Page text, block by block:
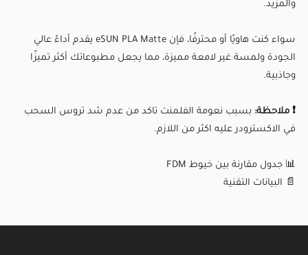
والمزيد.
سواء كنت هاويًا أو محترفًا، فإن eSUN PLA Matte يقدم أداءً عالي
الجودة ولمسة غير لامعة مميزة، مما يجعل مطبوعاتك أكثر تميزًا
وجاذبية.
❗ ملاحظة: بسبب نعومة الفلمنت تاكد من عدم شد تروس السحب
في الاكسترودر عليه اكثر من اللازم.
📊 جدول مقارنة بين خيوط FDM
📄 البيانات التقنية